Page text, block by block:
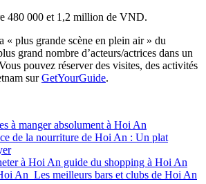
480 000 et 1,2 million de VND.
« plus grande scène en plein air » du
grand nombre d’acteurs/actrices dans un
pouvez réserver des visites, des activités
surGetYourGuide.
à manger absolument à Hoi An
de la nourriture de Hoi An : Un plat
à Hoi An guide du shopping à Hoi An
An Les meilleurs bars et clubs de Hoi An